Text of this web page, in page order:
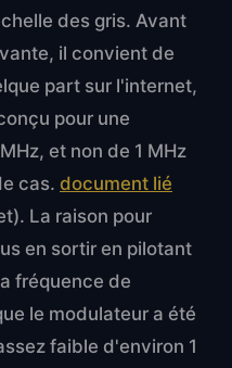
des gris. Avant
il convient de
part sur l'internet,
pour une
et non de 1 MHz
cas. document lié
La raison pour
en sortir en pilotant
fréquence de
le modulateur a été
faible d'environ 1